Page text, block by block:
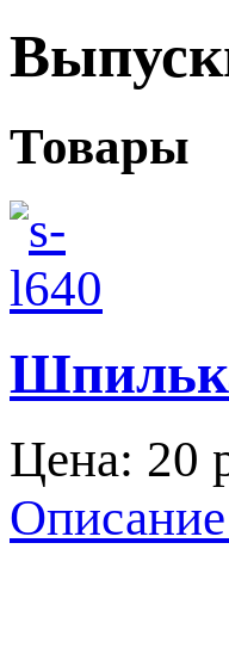
Товары
Цена: 20
Описание